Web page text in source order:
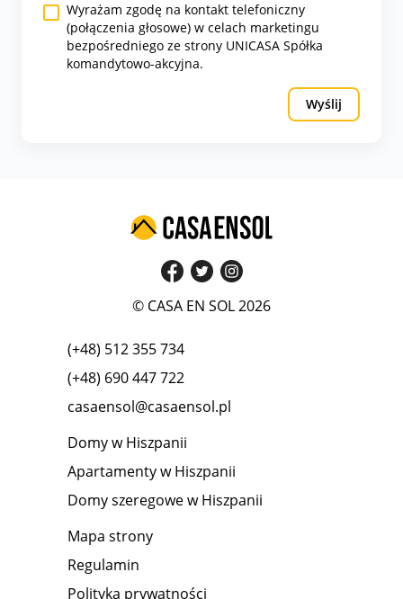
Wyrażam zgodę na kontakt telefoniczny
(połączenia głosowe) w celach marketingu
bezpośredniego ze strony UNICASA Spółka
komandytowo-akcyjna.
Wyślij
© CASA EN SOL 2026
(+48) 512 355 734
(+48) 690 447 722
casaensol@casaensol.pl
Domy w Hiszpanii
Apartamenty w Hiszpanii
Domy szeregowe w Hiszpanii
Mapa strony
Regulamin
Polityka prywatności